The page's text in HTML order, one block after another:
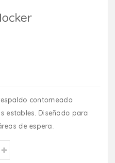
contorneado
estables. Diseñado para
de espera.